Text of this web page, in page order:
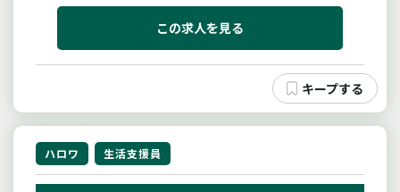
容・食事の提供・調理・各部屋の掃除・事務処理（支
援記録）・服薬確認・日中の出来事のお話相手【変更
この求人を見る
ハロワ 生活支援員